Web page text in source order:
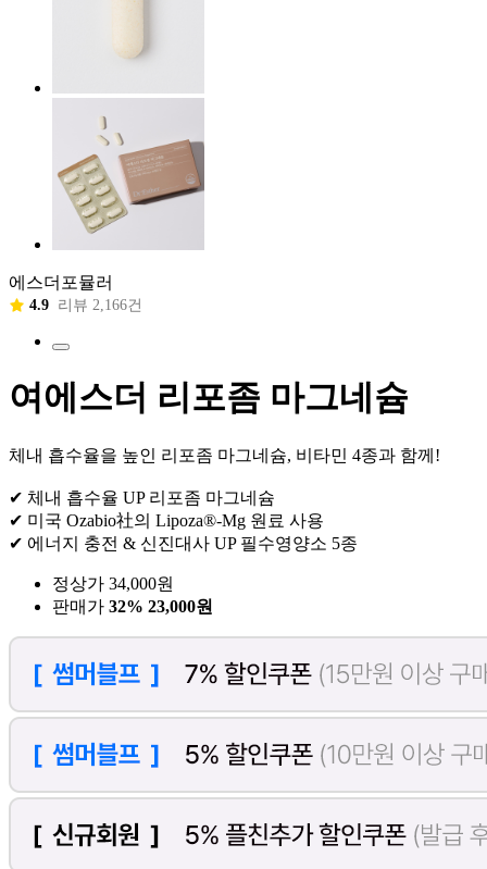
에스더포뮬러
4.9 리뷰 2,166건
여에스더 리포좀 마그네슘
체내 흡수율을 높인 리포좀 마그네슘, 비타민 4종과 함께!
✔ 체내 흡수율 UP 리포좀 마그네슘
✔ 미국 Ozabio社의 Lipoza®-Mg 원료 사용
✔ 에너지 충전 & 신진대사 UP 필수영양소 5종
정상가 34,000원
판매가 32% 23,000원